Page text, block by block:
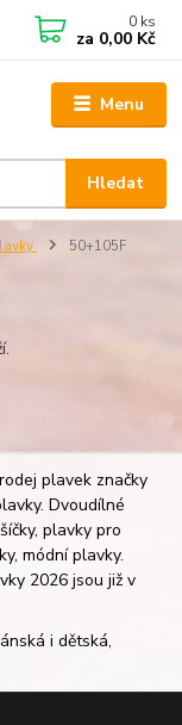
Menu
Hledat
0 ks
za 0,00 Kč
50+105F
plavek značky
Dvoudílné
plavky pro
módní plavky.
2026 jsou již v
i dětská,